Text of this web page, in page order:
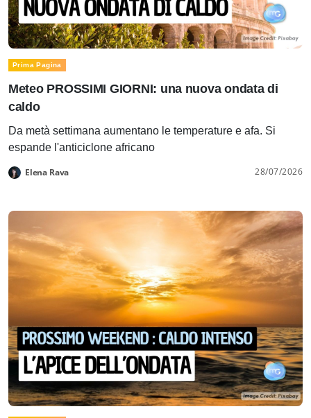
Prima Pagina
Meteo PROSSIMI GIORNI: una nuova ondata di
caldo
Da metà settimana aumentano le temperature e afa. Si
espande l'anticiclone africano
Elena Rava 28/07/2026